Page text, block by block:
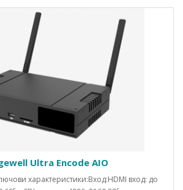
Ultra Encode AIO
характеристики:Вход:HDMI вход: до